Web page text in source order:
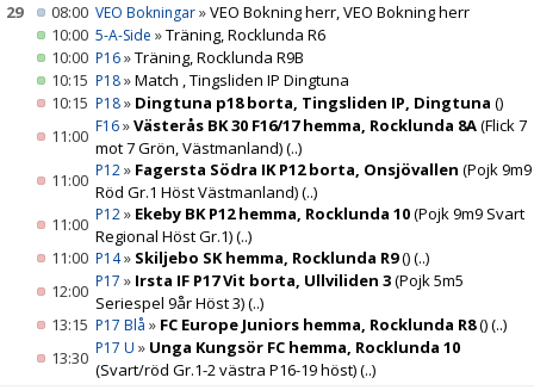
29
08:00 VEO Bokningar»VEO Bokning herr, VEO Bokning herr
10:00 5-A-Side »Träning, Rocklunda R6
10:00 P16»Träning, Rocklunda R9B
10:15 P18»Match , Tingsliden IP Dingtuna
10:15 P18» Dingtuna p18 borta, Tingsliden IP, Dingtuna ()
11:00 F16»Västerås BK 30 F16/17 hemma, Rocklunda 8A(Flick 7
mot 7 Grön, Västmanland)(..)
11:00 P12» Fagersta Södra IK P12 borta, Onsjövallen (Pojk 9m9
Röd Gr.1 Höst Västmanland)(..)
11:00 P12» Ekeby BK P12 hemma, Rocklunda 10(Pojk 9m9 Svart
Regional Höst Gr.1)(..)
11:00 P14» Skiljebo SK hemma, Rocklunda R9()(..)
12:00 P17 » Irsta IF P17 Vit borta, Ullviliden 3(Pojk 5m5
Seriespel 9år Höst 3)(..)
13:15 P17 Blå » FC Europe Juniors hemma, Rocklunda R8()(..)
13:30 P17 U » Unga Kungsör FC hemma, Rocklunda 10
(Svart/röd Gr.1-2 västra P16-19 höst)(..)